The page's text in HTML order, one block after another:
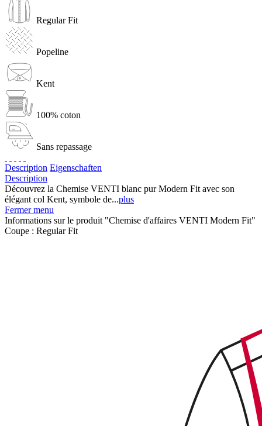
Regular Fit
Popeline
Kent
100% coton
Sans repassage
Description Eigenschaften
Description
Découvrez la Chemise VENTI blanc pur Modern Fit avec son
élégant col Kent, symbole de...plus
Fermer menu
Informations sur le produit "Chemise d'affaires VENTI Modern Fit"
Coupe : Regular Fit